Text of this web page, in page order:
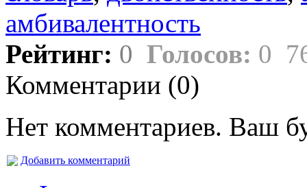
амбивалентность
Рейтинг: 0 Голосов: 0
Комментарии (0)
Нет комментариев. Ваш
Добавить комментарий